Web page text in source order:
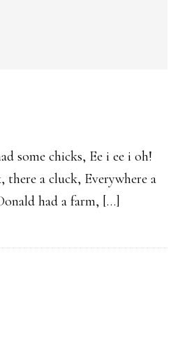
some chicks, Ee i ee i oh!
a cluck, Everywhere a
had a farm, […]